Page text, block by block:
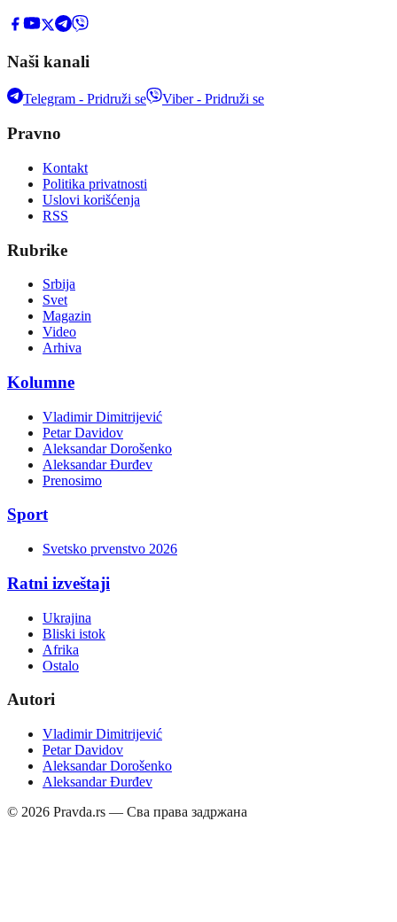
Naši kanali
Telegram - Pridruži se Viber - Pridruži se
Pravno
Kontakt
Politika privatnosti
Uslovi korišćenja
RSS
Rubrike
Srbija
Svet
Magazin
Video
Arhiva
Kolumne
Vladimir Dimitrijević
Petar Davidov
Aleksandar Dorošenko
Aleksandar Đurđev
Prenosimo
Sport
Svetsko prvenstvo 2026
Ratni izveštaji
Ukrajina
Bliski istok
Afrika
Ostalo
Autori
Vladimir Dimitrijević
Petar Davidov
Aleksandar Dorošenko
Aleksandar Đurđev
© 2026 Pravda.rs — Сва права задржана